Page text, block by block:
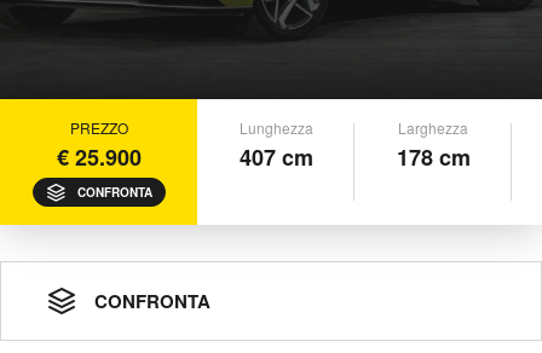
PREZZO
€ 25.900
CONFRONTA
Lunghezza
407 cm
Larghezza
178 cm
CONFRONTA